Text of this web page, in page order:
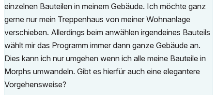
einzelnen Bauteilen in meinem Gebäude. Ich möchte ganz
gerne nur mein Treppenhaus von meiner Wohnanlage
verschieben. Allerdings beim anwählen irgendeines Bauteils
wählt mir das Programm immer dann ganze Gebäude an.
Dies kann ich nur umgehen wenn ich alle meine Bauteile in
Morphs umwandeln. Gibt es hierfür auch eine elegantere
Vorgehensweise?